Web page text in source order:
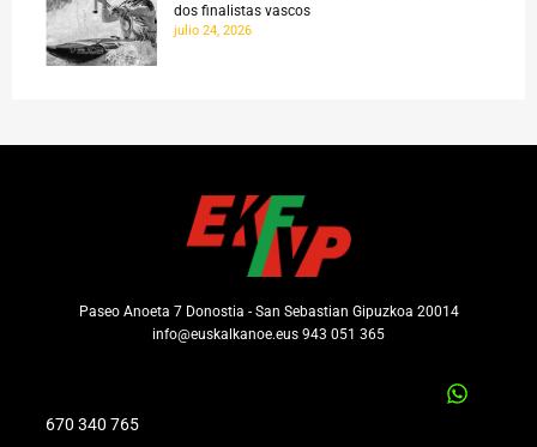
dos finalistas vascos
julio 24, 2026
Paseo Anoeta 7 Donostia - San Sebastian Gipuzkoa 20014
info@euskalkanoe.eus 943 051 365
670 340 765